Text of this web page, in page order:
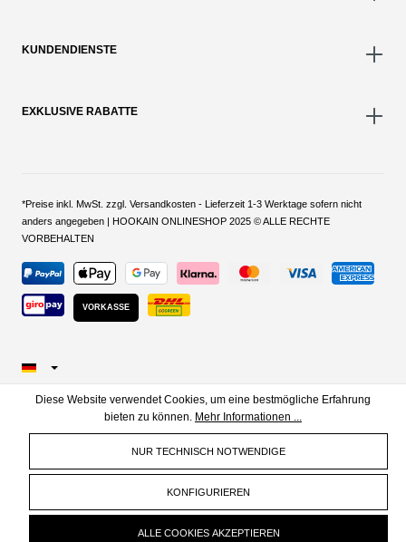
KUNDENDIENSTE
EXKLUSIVE RABATTE
*Preise inkl. MwSt. zzgl. Versandkosten - Lieferzeit 1-3 Werktage sofern nicht
anders angegeben | HOOKAIN ONLINESHOP 2025 © ALLE RECHTE
VORBEHALTEN
VORKASSE
Diese Website verwendet Cookies, um eine bestmögliche Erfahrung
bieten zu können. Mehr Informationen ...
NUR TECHNISCH NOTWENDIGE
KONFIGURIEREN
ALLE COOKIES AKZEPTIEREN